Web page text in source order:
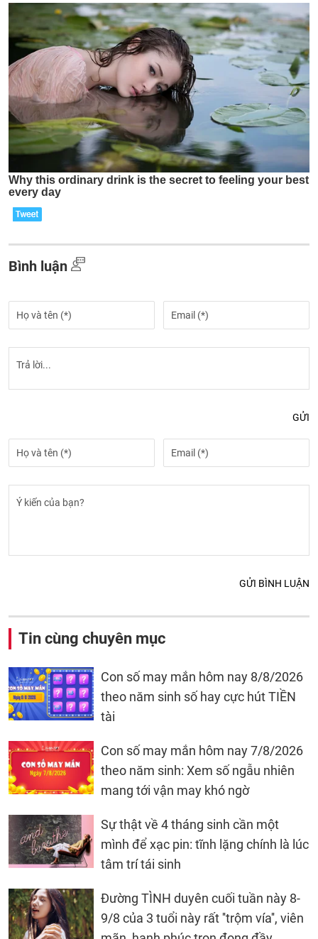
Bình luận
GỬI
GỬI BÌNH LUẬN
Tin cùng chuyên mục
Con số may mắn hôm nay 8/8/2026
theo năm sinh số hay cực hút TIỀN
tài
Con số may mắn hôm nay 7/8/2026
theo năm sinh: Xem số ngẫu nhiên
mang tới vận may khó ngờ
Sự thật về 4 tháng sinh cần một
mình để xạc pin: tĩnh lặng chính là lúc
tâm trí tái sinh
Đường TÌNH duyên cuối tuần này 8-
9/8 của 3 tuổi này rất ''trộm vía'', viên